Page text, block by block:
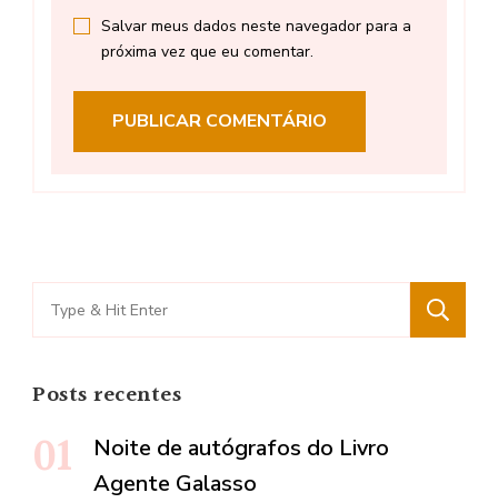
Salvar meus dados neste navegador para a
próxima vez que eu comentar.
Search
for:
Posts recentes
Noite de autógrafos do Livro
Agente Galasso